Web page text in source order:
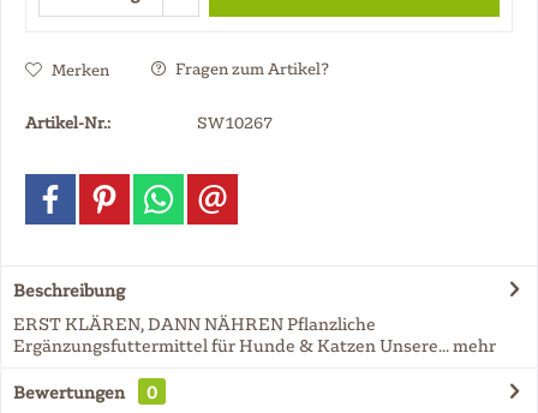
Merken Fragen zum Artikel?
Artikel-Nr.: SW10267
Beschreibung
ERST KLÄREN, DANN NÄHREN Pflanzliche
Ergänzungsfuttermittel für Hunde & Katzen Unsere...mehr
Bewertungen
0